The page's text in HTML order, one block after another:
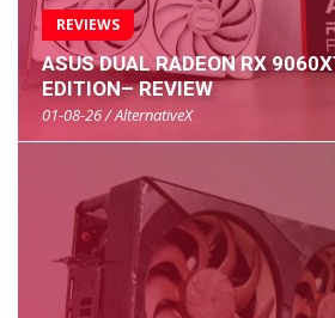
REVIEWS
ASUS DUAL RADEON RX
EDITION– REVIEW
01-08-26 / AlternativeX